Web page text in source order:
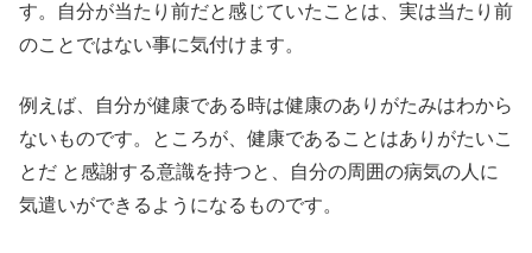
す。自分が当たり前だと感じていたことは、実は当たり前
のことではない事に気付けます。
例えば、自分が健康である時は健康のありがたみはわから
ないものです。ところが、健康であることはありがたいこ
とだ と感謝する意識を持つと、自分の周囲の病気の人に
気遣いができるようになるものです。